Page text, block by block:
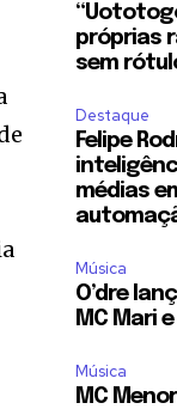
próprias
sem
Destaque
Felipe
médias
Música
O’dre
MC Mari
Música
MC